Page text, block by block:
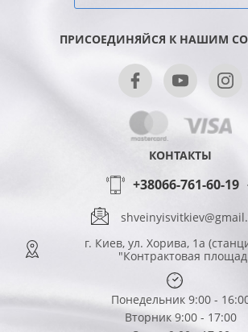
ПРИСОЕДИНЯЙСЯ К НАШИМ
КОНТАКТЫ
+38066-761-60-19
г. Киев, ул. Хорива, 1а
"Контрактовая
Понедельник 9:00 -
Вторник 9:00 - 17:00